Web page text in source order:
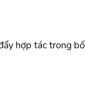
hợp tác trong